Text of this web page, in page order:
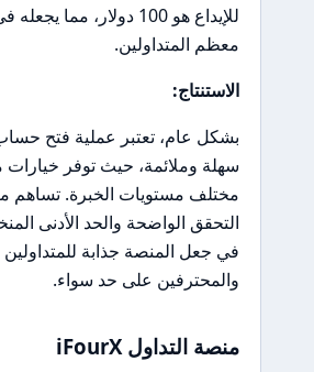
للإيداع هو 100 دولار، مما
معظم المتداولين.
الاستنتاج:
سهلة وملائمة، حيث توفر خيارات
مختلف مستويات الخبرة. تساهم
التحقق الواضحة والحد الأدنى
في جعل المنصة جذابة للمتداولين
والمحترفين على حد سواء.
منصة التداول iFourX